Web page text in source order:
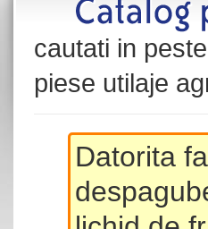
cautati in
piese utilaje
Datorita